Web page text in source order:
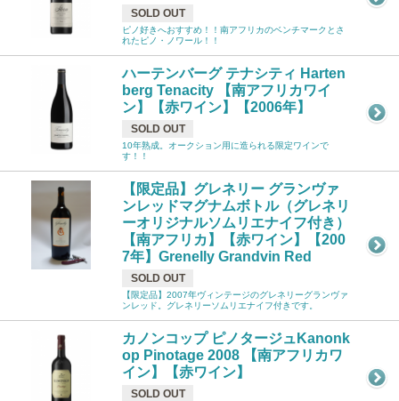
SOLD OUT
ピノ好きへおすすめ！！南アフリカのベンチマークとさ
れたピノ・ノワール！！
ハーテンバーグ テナシティ Harten
berg Tenacity 【南アフリカワイ
ン】【赤ワイン】【2006年】
SOLD OUT
10年熟成。オークション用に造られる限定ワインで
す！！
【限定品】グレネリー グランヴァ
ンレッドマグナムボトル（グレネリ
ーオリジナルソムリエナイフ付き）
【南アフリカ】【赤ワイン】【200
7年】Grenelly Grandvin Red
SOLD OUT
【限定品】2007年ヴィンテージのグレネリーグランヴァ
ンレッド。グレネリーソムリエナイフ付きです。
カノンコップ ピノタージュKanonk
op Pinotage 2008 【南アフリカワ
イン】【赤ワイン】
SOLD OUT